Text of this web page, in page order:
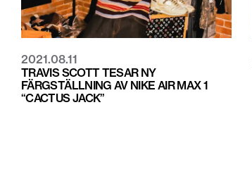
2021.08.11
TRAVIS SCOTT TESAR NY
FÄRGSTÄLLNING AV NIKE AIR MAX 1
“CACTUS JACK”